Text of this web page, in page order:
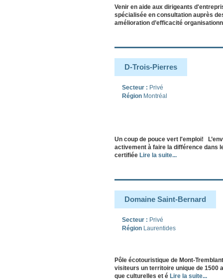
Venir en aide aux dirigeants
spécialisée en consultation auprès
amélioration d’efficacité
D-Trois-Pierres
Secteur : Privé
Région Montréal
Un coup de pouce vert l'emploi!
activement à faire la différence dans
certifiée Lire la suite...
Domaine Saint-Bernard
Secteur : Privé
Région Laurentides
Pôle écotouristique de Mont-
visiteurs un territoire unique de 1500
que culturelles et é Lire la suite...